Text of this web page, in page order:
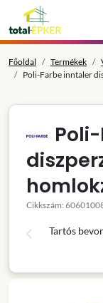
Főoldal Termékek
Poli-Farbe inntaler
Cikkszám:
Tartós